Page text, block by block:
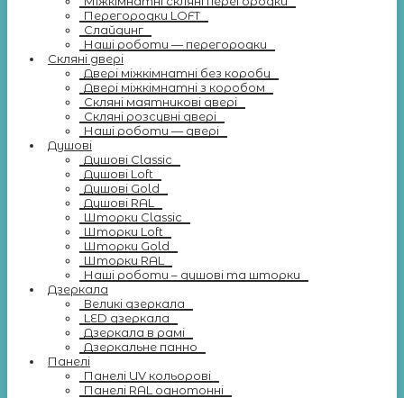
Перегородки LOFT
Слайдинг
Наші роботи — перегородки
Скляні двері
Двері міжкімнатні без коробу
Двері міжкімнатні з коробом
Скляні маятникові двері
Скляні розсувні двері
Наші роботи — двері
Душові
Душові Classic
Душові Loft
Душові Gold
Душові RAL
Шторки Classic
Шторки Loft
Шторки Gold
Шторки RAL
Наші роботи – душові та шторки
Дзеркала
Великі дзеркала
LED дзеркала
Дзеркала в рамі
Дзеркальне панно
Панелі
Панелі UV кольорові
Панелі RAL однотонні